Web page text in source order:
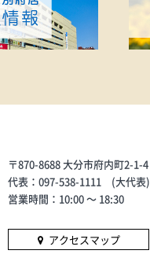
〒870-8688 大分市府内町2-1-4
代表：097-538-1111 (大代表)
営業時間：10:00 〜 18:30
アクセスマップ